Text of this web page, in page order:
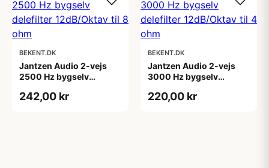
BEKENT.DK
Jantzen Audio 2-vejs
2500 Hz bygselv
8 ohm
242,00 kr
BEKENT.DK
Jantzen Audio 2-vejs
3000 Hz bygselv
4 ohm
220,00 kr